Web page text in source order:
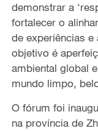
demonstrar a
fortalecer o
de experiências
objetivo é
ambiental global
mundo limpo,
O fórum foi
na província de